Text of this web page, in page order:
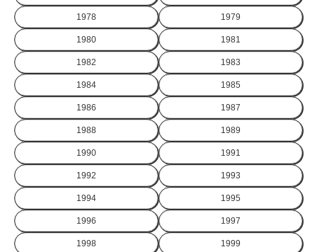
1978 1979
1980 1981
1982 1983
1984 1985
1986 1987
1988 1989
1990 1991
1992 1993
1994 1995
1996 1997
1998 1999